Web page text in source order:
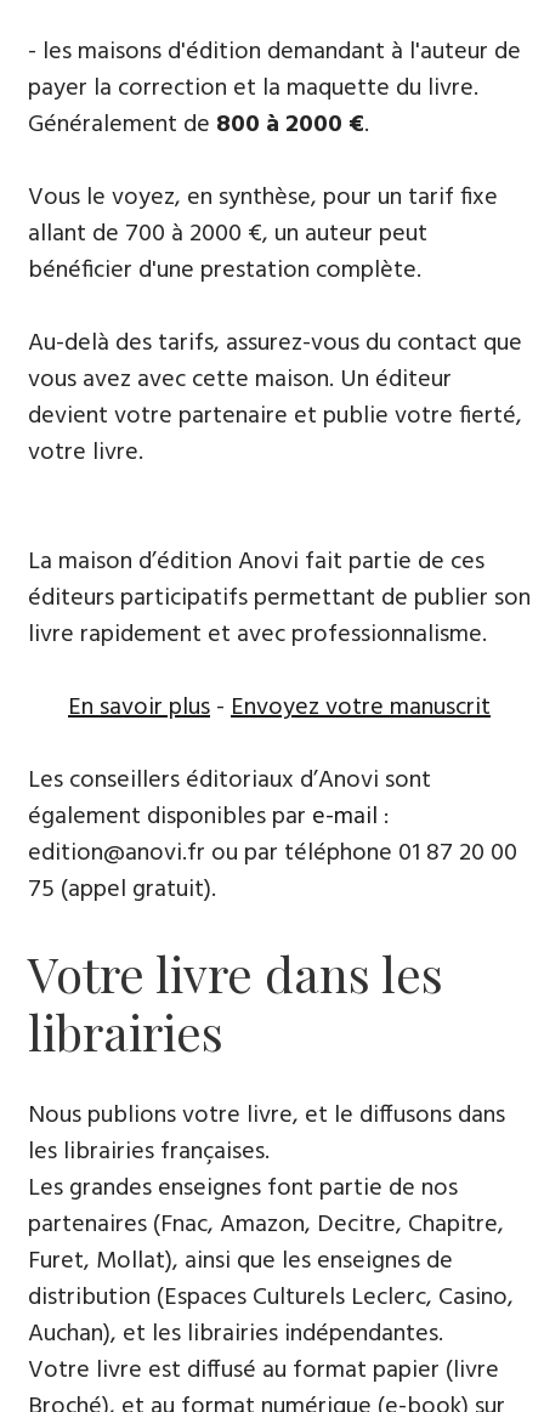
- les maisons d'édition demandant à l'auteur de
payer la correction et la maquette du livre.
Généralement de 800 à 2000 €.
Vous le voyez, en synthèse, pour un tarif fixe
allant de 700 à 2000 €, un auteur peut
bénéficier d'une prestation complète.
Au-delà des tarifs, assurez-vous du contact que
vous avez avec cette maison. Un éditeur
devient votre partenaire et publie votre fierté,
votre livre.
La maison d’édition Anovi fait partie de ces
éditeurs participatifs permettant de publier son
livre rapidement et avec professionnalisme.
En savoir plus-Envoyez votre manuscrit
Les conseillers éditoriaux d’Anovi sont
également disponibles par e-mail :
edition@anovi.fr ou par téléphone 01 87 20 00
75 (appel gratuit).
Votre livre dans les
librairies
Nous publions votre livre, et le diffusons dans
les librairies françaises.
Les grandes enseignes font partie de nos
partenaires (Fnac, Amazon, Decitre, Chapitre,
Furet, Mollat), ainsi que les enseignes de
distribution (Espaces Culturels Leclerc, Casino,
Auchan), et les librairies indépendantes.
Votre livre est diffusé au format papier (livre